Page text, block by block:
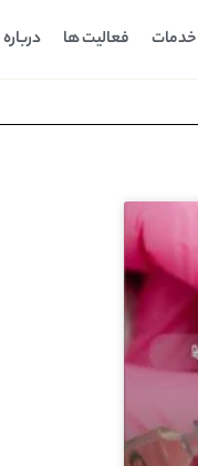
خدمات فعالیت ها